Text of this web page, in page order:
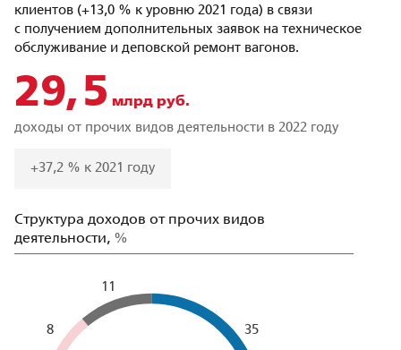
клиентов (+13,0 % к уровню 2021 года) в связи
с получением дополнительных заявок на техническое
обслуживание и деповской ремонт вагонов.
Структура доходов от прочих видов
деятельности, %
8
11
35
29,5 млрд руб.
доходы от прочих видов деятельности в 2022 году
+37,2 % к 2021 году